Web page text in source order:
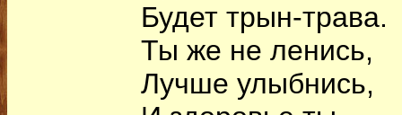
Будет трын-трава.
Ты же не ленись,
Лучше улыбнись,